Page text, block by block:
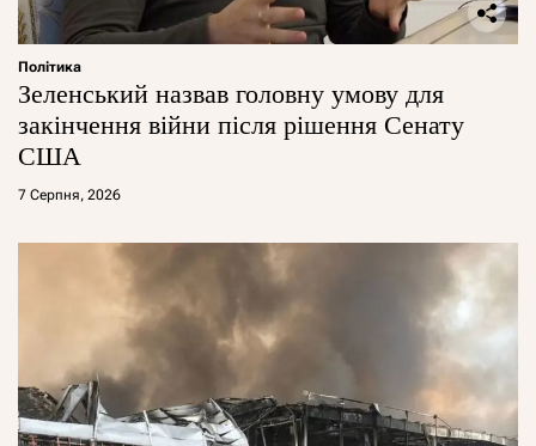
Політика
Зеленський назвав головну умову для
закінчення війни після рішення Сенату
США
7 Серпня, 2026